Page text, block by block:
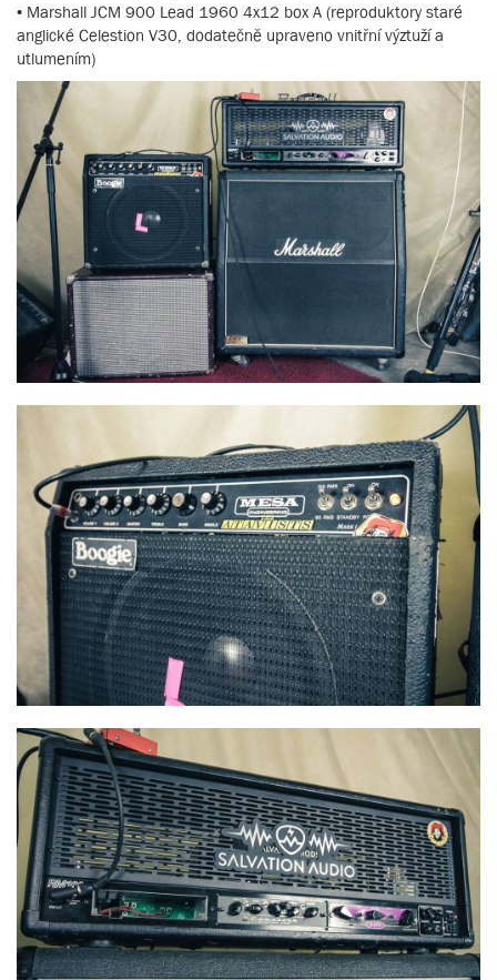
• Marshall JCM 900 Lead 1960 4x12 box A (reproduktory staré
anglické Celestion V30, dodatečně upraveno vnitřní výztuží a
utlumením)